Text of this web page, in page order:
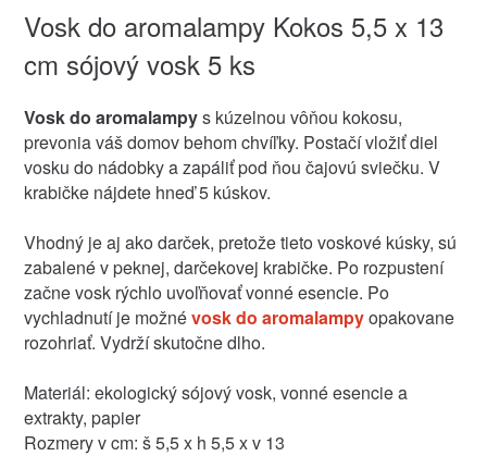
Vosk do aromalampy Kokos 5,5 x 13
cm sójový vosk 5 ks
Vosk do aromalampys kúzelnou vôňou kokosu,
prevonia váš domov behom chvíľky. Postačí vložiť diel
vosku do nádobky a zapáliť pod ňou čajovú sviečku. V
krabičke nájdete hneď 5 kúskov.
Vhodný je aj ako darček, pretože tieto voskové kúsky, sú
zabalené v peknej, darčekovej krabičke. Po rozpustení
začne vosk rýchlo uvoľňovať vonné esencie. Po
vychladnutí je možnévosk do aromalampyopakovane
rozohriať. Vydrží skutočne dlho.
Materiál: ekologický sójový vosk, vonné esencie a
extrakty, papier
Rozmery v cm: š 5,5 x h 5,5 x v 13